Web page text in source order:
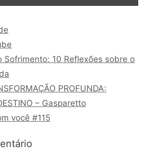
Sofrimento: 10 Reflexões sobre o
PROFUNDA:
– Gasparetto
você #115